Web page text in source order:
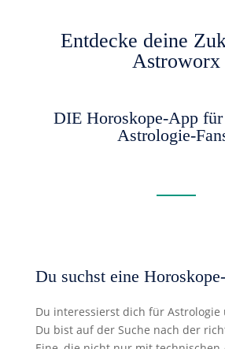
Entdecke deine
Astroworx
DIE Horoskope-App
Astrologie-
Du suchst eine
Du interessierst dich für Astrologie
Du bist auf der Suche nach der